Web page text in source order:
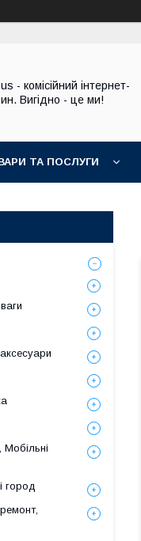
- комiсiйний iнтернет-
Вигiдно - це ми!
ТА ПОСЛУГИ
Мобільні
город